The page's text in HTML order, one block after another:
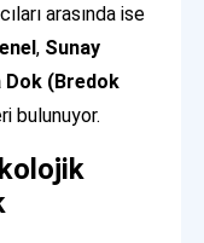
arasında ise
, Sunay
Dok (Bredok
bulunuyor.